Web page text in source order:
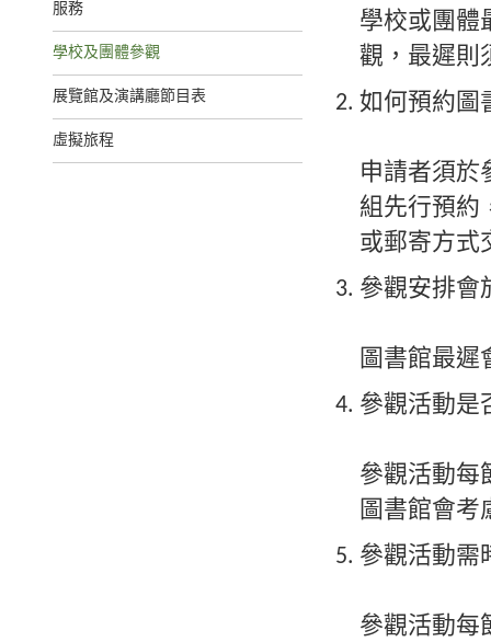
服務
學校及團體參觀
展覽館及演講廳節目表
虛擬旅程
學校或團體
觀，最遲則
如何預約圖
申請者須於
組先行預約
或郵寄方式
參觀安排會
圖書館最
參觀活動是
參觀活動每
圖書館會
參觀活動需
參觀活動每